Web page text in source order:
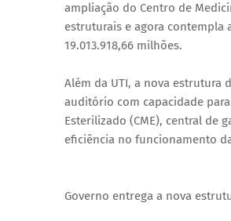
ampliação do Centro de
estruturais e agora contempla
19.013.918,66 milhões.
Além da UTI, a nova estrutura
auditório com capacidade
Esterilizado (CME), central de
eficiência no funcionamento
Governo entrega a nova